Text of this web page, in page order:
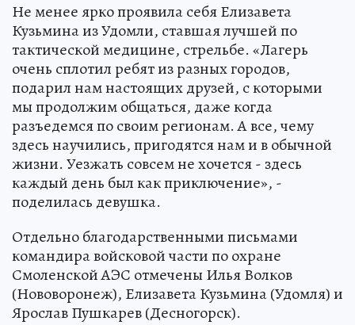
Не менее ярко проявила себя Елизавета
Кузьмина из Удомли, ставшая лучшей по
тактической медицине, стрельбе. «Лагерь
очень сплотил ребят из разных городов,
подарил нам настоящих друзей, с которыми
мы продолжим общаться, даже когда
разъедемся по своим регионам. А все, чему
здесь научились, пригодятся нам и в обычной
жизни. Уезжать совсем не хочется - здесь
каждый день был как приключение», -
поделилась девушка.
Отдельно благодарственными письмами
командира войсковой части по охране
Смоленской АЭС отмечены Илья Волков
(Нововоронеж), Елизавета Кузьмина (Удомля) и
Ярослав Пушкарев (Десногорск).